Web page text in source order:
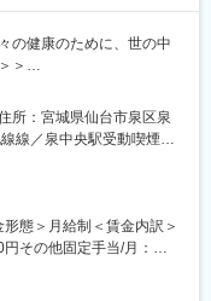
カテーテルを血管を経由
的な製品は、血管の狭く
ト、肺塞栓症を予防する
大静脈フィルター、これ
ドワイヤー、ガイディン
カテーテル（血管内超
の健康のために、世の中
＞
務
介の診察・検査等調整業
所：宮城県仙台市泉区泉
線／泉中央駅受動喫煙対
める事業所
態＞月給制＜賃金内訳＞
その他固定手当/月：